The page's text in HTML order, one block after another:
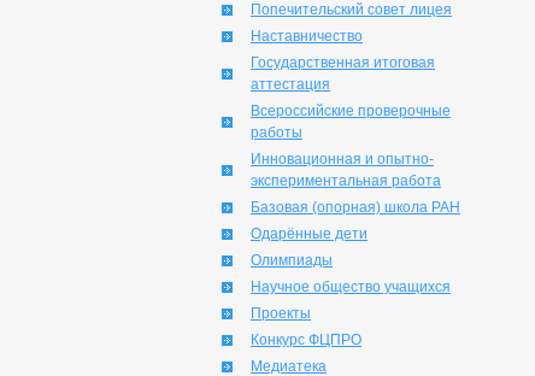
Попечительский совет лицея
Наставничество
Государственная итоговая
аттестация
Всероссийские проверочные
работы
Инновационная и опытно-
экспериментальная работа
Базовая (опорная) школа РАН
Одарённые дети
Олимпиады
Научное общество учащихся
Проекты
Конкурс ФЦПРО
Медиатека